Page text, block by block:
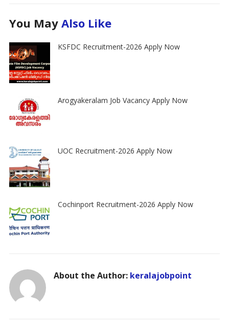
You May Also Like
KSFDC Recruitment-2026 Apply Now
Arogyakeralam Job Vacancy Apply Now
UOC Recruitment-2026 Apply Now
Cochinport Recruitment-2026 Apply Now
About the Author: keralajobpoint